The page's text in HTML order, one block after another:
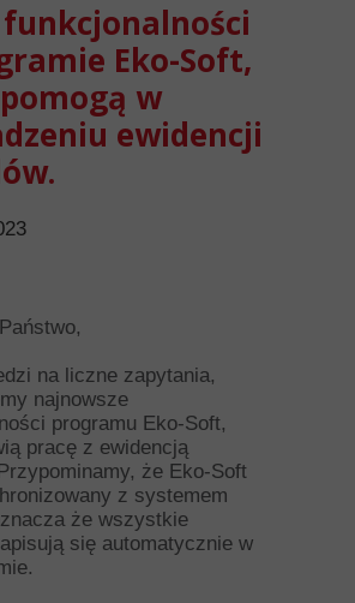
Eko-Soft,
w
ewidencji
na liczne zapytania,
najnowsze
programu Eko-Soft,
pracę z ewidencją
że Eko-Soft
z systemem
że wszystkie
się automatycznie w